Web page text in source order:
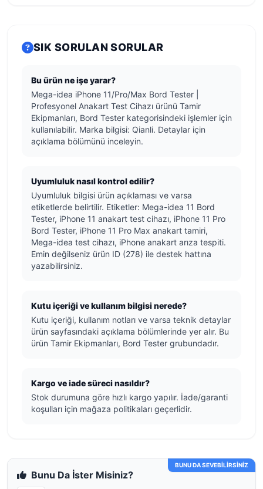
SIK SORULAN SORULAR
Bu ürün ne işe yarar?
Mega-idea iPhone 11/Pro/Max Bord Tester |
Profesyonel Anakart Test Cihazı ürünü Tamir
Ekipmanları, Bord Tester kategorisindeki işlemler için
kullanılabilir. Marka bilgisi: Qianli. Detaylar için
açıklama bölümünü inceleyin.
Uyumluluk nasıl kontrol edilir?
Uyumluluk bilgisi ürün açıklaması ve varsa
etiketlerde belirtilir. Etiketler: Mega-idea 11 Bord
Tester, iPhone 11 anakart test cihazı, iPhone 11 Pro
Bord Tester, iPhone 11 Pro Max anakart tamiri,
Mega-idea test cihazı, iPhone anakart arıza tespiti.
Emin değilseniz ürün ID (278) ile destek hattına
yazabilirsiniz.
Kutu içeriği ve kullanım bilgisi nerede?
Kutu içeriği, kullanım notları ve varsa teknik detaylar
ürün sayfasındaki açıklama bölümlerinde yer alır. Bu
ürün Tamir Ekipmanları, Bord Tester grubundadır.
Kargo ve iade süreci nasıldır?
Stok durumuna göre hızlı kargo yapılır. İade/garanti
koşulları için mağaza politikaları geçerlidir.
BUNU DA SEVEBİLİRSİNİZ
Bunu Da İster Misiniz?